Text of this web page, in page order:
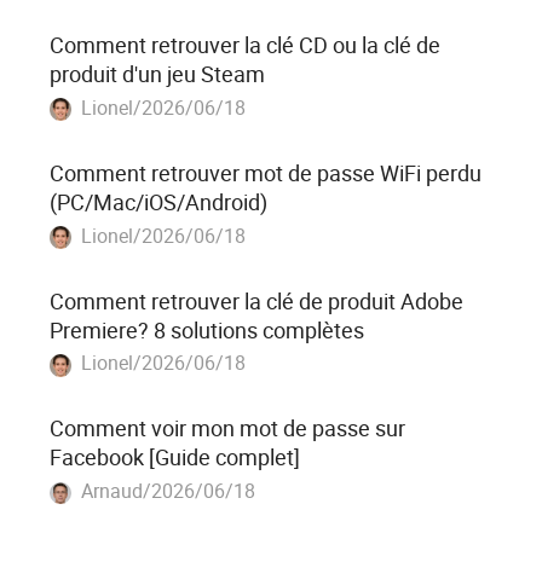
Comment retrouver la clé CD ou la clé de
produit d'un jeu Steam
Lionel/2026/06/18
Comment retrouver mot de passe WiFi perdu
(PC/Mac/iOS/Android)
Lionel/2026/06/18
Comment retrouver la clé de produit Adobe
Premiere? 8 solutions complètes
Lionel/2026/06/18
Comment voir mon mot de passe sur
Facebook [Guide complet]
Arnaud/2026/06/18